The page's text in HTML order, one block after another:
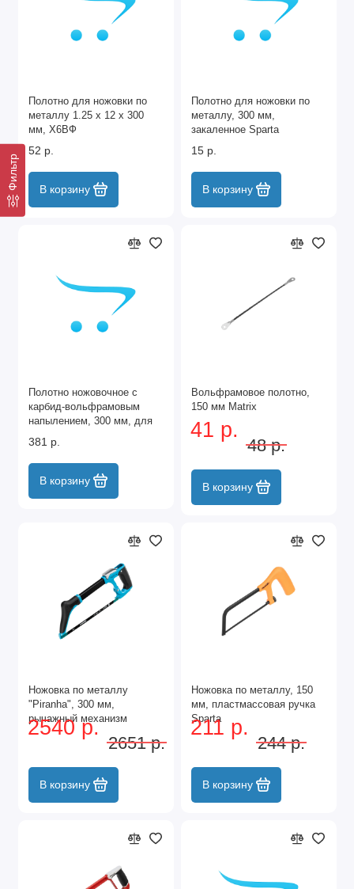
Фильтр
Полотно для ножовки по
металлу 1.25 х 12 х 300
мм, Х6ВФ
52 р.
В корзину
Полотно для ножовки по
металлу, 300 мм,
закаленное Sparta
15 р.
В корзину
Полотно ножовочное с
карбид-вольфрамовым
напылением, 300 мм, для
стекла, кафеля Matrix
381 р.
В корзину
Вольфрамовое полотно,
150 мм Matrix
41 р.
48 р.
В корзину
Ножовка по металлу
"Piranha", 300 мм,
рычажный механизм
натяжения полотна Gross
2540 р.
2651 р.
В корзину
Ножовка по металлу, 150
мм, пластмассовая ручка
Sparta
211 р.
244 р.
В корзину